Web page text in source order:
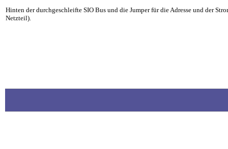
Hinten der durchgeschleifte SIO Bus und die Jumper für die Adresse und der
Netzteil).